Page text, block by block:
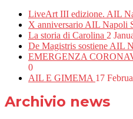
LiveArt III edizione. AIL
X anniversario AIL Napoli
La storia di Carolina 2
De Magistris sostiene AIL
EMERGENZA
0
AIL E GIMEMA 17
Archivio news